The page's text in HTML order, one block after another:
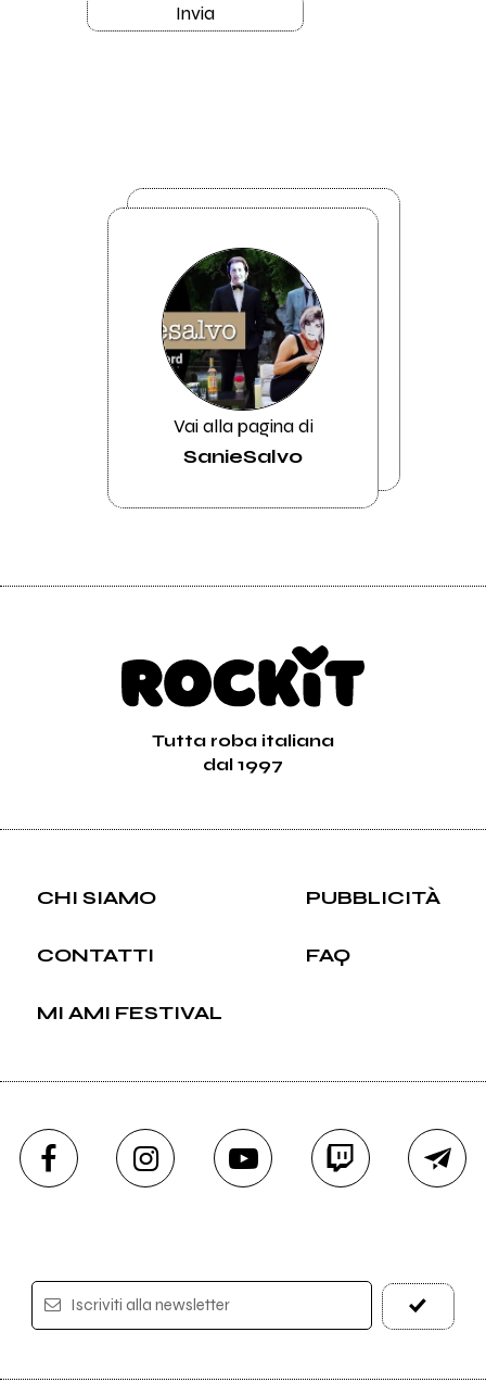
Invia
Vai alla pagina di
SanieSalvo
Tutta roba italiana
dal 1997
CHI SIAMO PUBBLICITÀ
CONTATTI FAQ
MI AMI FESTIVAL
Iscriviti alla newsletter